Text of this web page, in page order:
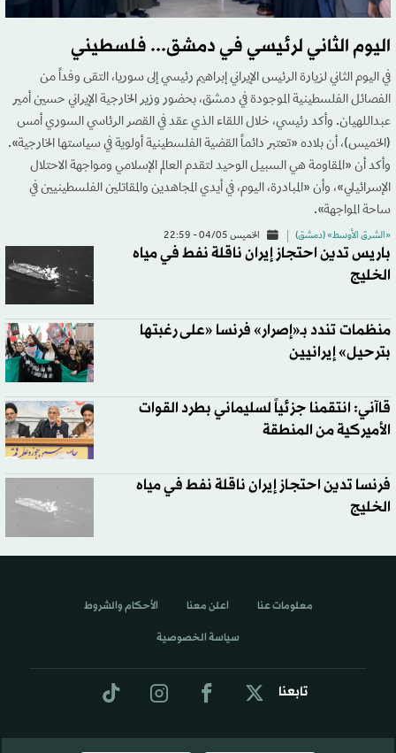
اليوم الثاني لرئيسي في دمشق... فلسطيني
في اليوم الثاني لزيارة الرئيس الإيراني إبراهيم رئيسي إلى سوريا، التقى وفداً من
الفصائل الفلسطينية الموجودة في دمشق، بحضور وزير الخارجية الإيراني حسين أمير
عبداللهيان. وأكد رئيسي، خلال اللقاء الذي عقد في القصر الرئاسي السوري أمس
(الخميس)، أن بلاده «تعتبر دائماً القضية الفلسطينية أولوية في سياستها الخارجية».
وأكد أن «المقاومة هي السبيل الوحيد لتقدم العالم الإسلامي ومواجهة الاحتلال
الإسرائيلي»، وأن «المبادرة، اليوم، في أيدي المجاهدين والمقاتلين الفلسطينيين في
ساحة المواجهة».
«الشرق الأوسط» (دمشق) الخميس 04/05 - 22:59
باريس تدين احتجاز إيران ناقلة نفط في مياه
الخليج
منظمات تندد بـ«إصرار» فرنسا «على رغبتها
بترحيل» إيرانيين
قاآني: انتقمنا جزئياً لسليماني بطرد القوات
الأميركية من المنطقة
فرنسا تدين احتجاز إيران ناقلة نفط في مياه
الخليج
تابعنا
معلومات عنا اعلن معنا الأحكام والشروط
سياسة الخصوصية